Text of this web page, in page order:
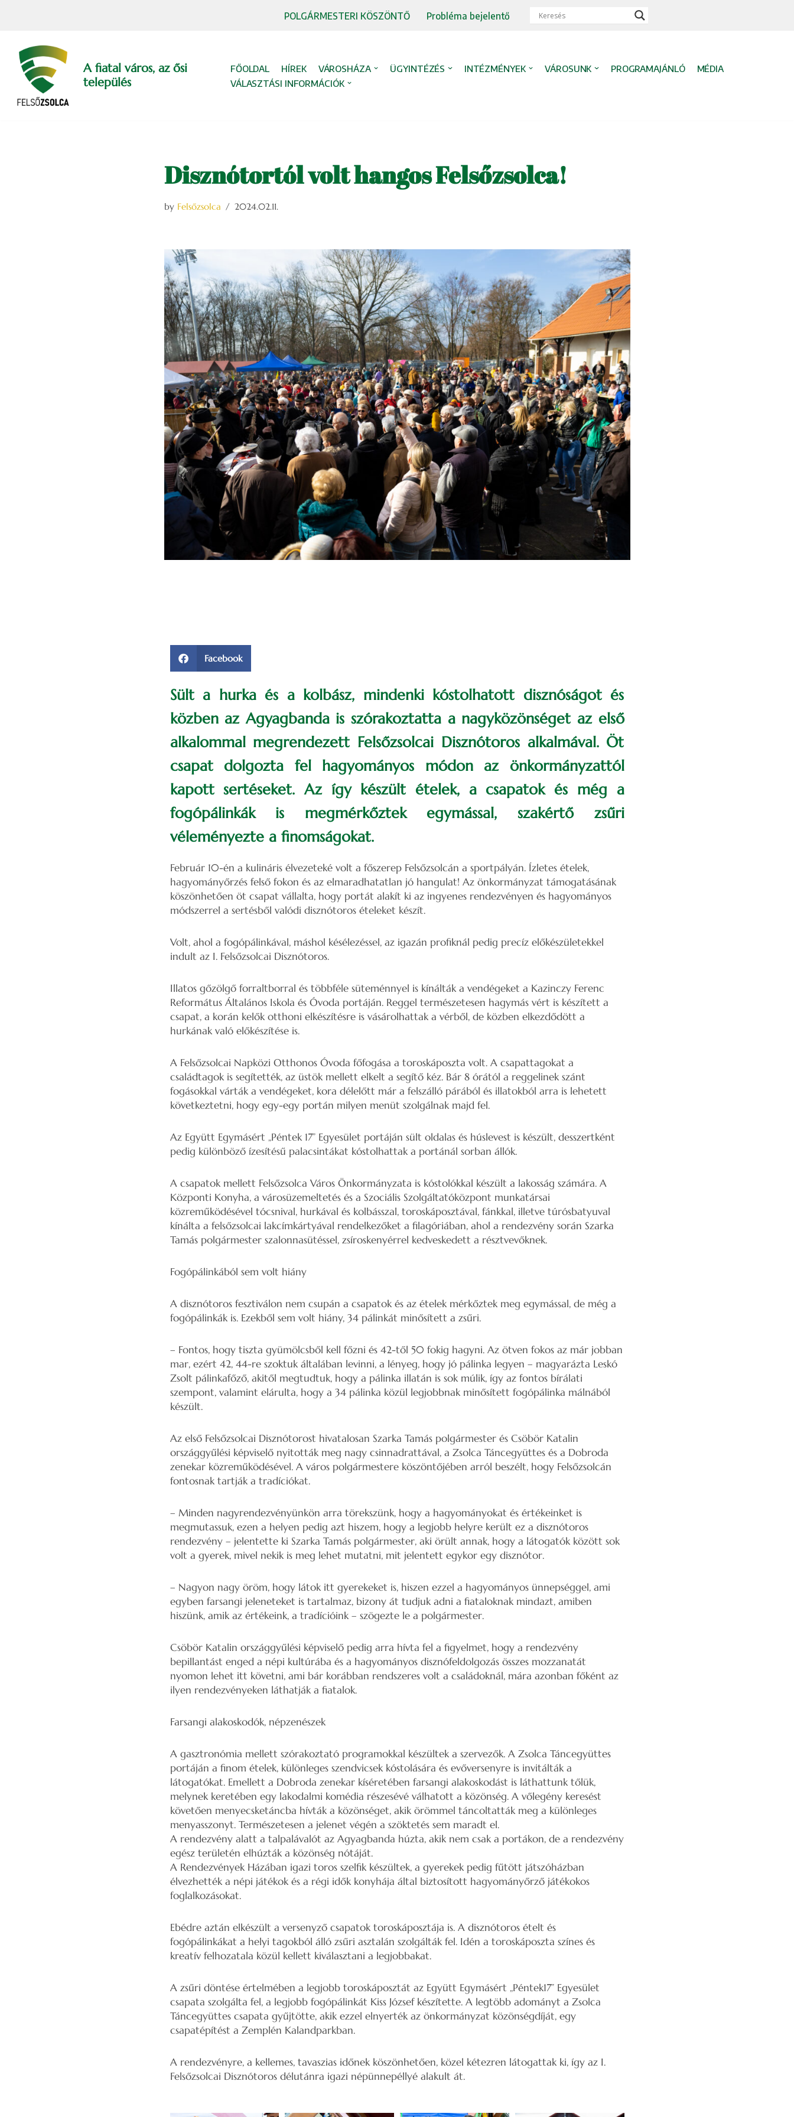
content
POLGÁRMESTERI KÖSZÖNTŐ Probléma bejelentő
A fiatal város, az ősi
település
FŐOLDAL HÍREK VÁROSHÁZA ÜGYINTÉZÉS INTÉZMÉNYEK VÁROSUNK PROGRAMAJÁNLÓ
MÉDIA
VÁLASZTÁSI INFORMÁCIÓK
Disznótortól volt hangos Felsőzsolca!
by Felsőzsolca 2024.02.11.
Facebook
Sült a hurka és a kolbász, mindenki kóstolhatott disznóságot és
közben az Agyagbanda is szórakoztatta a nagyközönséget az első
alkalommal megrendezett Felsőzsolcai Disznótoros alkalmával. Öt
csapat dolgozta fel hagyományos módon az önkormányzattól
kapott sertéseket. Az így készült ételek, a csapatok és még a
fogópálinkák is megmérkőztek egymással, szakértő zsűri
véleményezte a finomságokat.
Február 10-én a kulináris élvezeteké volt a főszerep Felsőzsolcán a sportpályán. Ízletes ételek,
hagyományőrzés felső fokon és az elmaradhatatlan jó hangulat! Az önkormányzat támogatásának
köszönhetően öt csapat vállalta, hogy portát alakít ki az ingyenes rendezvényen és hagyományos
módszerrel a sertésből valódi disznótoros ételeket készít.
Volt, ahol a fogópálinkával, máshol késélezéssel, az igazán profiknál pedig precíz előkészületekkel
indult az I. Felsőzsolcai Disznótoros.
Illatos gőzölgő forraltborral és többféle süteménnyel is kínálták a vendégeket a Kazinczy Ferenc
Református Általános Iskola és Óvoda portáján. Reggel természetesen hagymás vért is készített a
csapat, a korán kelők otthoni elkészítésre is vásárolhattak a vérből, de közben elkezdődött a
hurkának való előkészítése is.
A Felsőzsolcai Napközi Otthonos Óvoda főfogása a toroskáposzta volt. A csapattagokat a
családtagok is segítették, az üstök mellett elkelt a segítő kéz. Bár 8 órától a reggelinek szánt
fogásokkal várták a vendégeket, kora délelőtt már a felszálló párából és illatokból arra is lehetett
következtetni, hogy egy-egy portán milyen menüt szolgálnak majd fel.
Az Együtt Egymásért „Péntek 17” Egyesület portáján sült oldalas és húslevest is készült, desszertként
pedig különböző ízesítésű palacsintákat kóstolhattak a portánál sorban állók.
A csapatok mellett Felsőzsolca Város Önkormányzata is kóstolókkal készült a lakosság számára. A
Központi Konyha, a városüzemeltetés és a Szociális Szolgáltatóközpont munkatársai
közreműködésével tócsnival, hurkával és kolbásszal, toroskáposztával, fánkkal, illetve túrósbatyuval
kínálta a felsőzsolcai lakcímkártyával rendelkezőket a filagóriában, ahol a rendezvény során Szarka
Tamás polgármester szalonnasütéssel, zsíroskenyérrel kedveskedett a résztvevőknek.
Fogópálinkából sem volt hiány
A disznótoros fesztiválon nem csupán a csapatok és az ételek mérkőztek meg egymással, de még a
fogópálinkák is. Ezekből sem volt hiány, 34 pálinkát minősített a zsűri.
– Fontos, hogy tiszta gyümölcsből kell főzni és 42-től 50 fokig hagyni. Az ötven fokos az már jobban
mar, ezért 42, 44-re szoktuk általában levinni, a lényeg, hogy jó pálinka legyen – magyarázta Leskó
Zsolt pálinkafőző, akitől megtudtuk, hogy a pálinka illatán is sok múlik, így az fontos bírálati
szempont, valamint elárulta, hogy a 34 pálinka közül legjobbnak minősített fogópálinka málnából
készült.
Az első Felsőzsolcai Disznótorost hivatalosan Szarka Tamás polgármester és Csöbör Katalin
országgyűlési képviselő nyitották meg nagy csinnadrattával, a Zsolca Táncegyüttes és a Dobroda
zenekar közreműködésével. A város polgármestere köszöntőjében arról beszélt, hogy Felsőzsolcán
fontosnak tartják a tradíciókat.
– Minden nagyrendezvényünkön arra törekszünk, hogy a hagyományokat és értékeinket is
megmutassuk, ezen a helyen pedig azt hiszem, hogy a legjobb helyre került ez a disznótoros
rendezvény – jelentette ki Szarka Tamás polgármester, aki örült annak, hogy a látogatók között sok
volt a gyerek, mivel nekik is meg lehet mutatni, mit jelentett egykor egy disznótor.
– Nagyon nagy öröm, hogy látok itt gyerekeket is, hiszen ezzel a hagyományos ünnepséggel, ami
egyben farsangi jeleneteket is tartalmaz, bizony át tudjuk adni a fiataloknak mindazt, amiben
hiszünk, amik az értékeink, a tradícióink – szögezte le a polgármester.
Csöbör Katalin országgyűlési képviselő pedig arra hívta fel a figyelmet, hogy a rendezvény
bepillantást enged a népi kultúrába és a hagyományos disznófeldolgozás összes mozzanatát
nyomon lehet itt követni, ami bár korábban rendszeres volt a családoknál, mára azonban főként az
ilyen rendezvényeken láthatják a fiatalok.
Farsangi alakoskodók, népzenészek
A gasztronómia mellett szórakoztató programokkal készültek a szervezők. A Zsolca Táncegyüttes
portáján a finom ételek, különleges szendvicsek kóstolására és evőversenyre is invitálták a
látogatókat. Emellett a Dobroda zenekar kíséretében farsangi alakoskodást is láthattunk tőlük,
melynek keretében egy lakodalmi komédia részesévé válhatott a közönség. A vőlegény keresést
követően menyecsketáncba hívták a közönséget, akik örömmel táncoltatták meg a különleges
menyasszonyt. Természetesen a jelenet végén a szöktetés sem maradt el.
A rendezvény alatt a talpalávalót az Agyagbanda húzta, akik nem csak a portákon, de a rendezvény
egész területén elhúzták a közönség nótáját.
A Rendezvények Házában igazi toros szelfik készültek, a gyerekek pedig fűtött játszóházban
élvezhették a népi játékok és a régi idők konyhája által biztosított hagyományőrző játékokos
foglalkozásokat.
Ebédre aztán elkészült a versenyző csapatok toroskáposztája is. A disznótoros ételt és
fogópálinkákat a helyi tagokból álló zsűri asztalán szolgálták fel. Idén a toroskáposzta színes és
kreatív felhozatala közül kellett kiválasztani a legjobbakat.
A zsűri döntése értelmében a legjobb toroskáposztát az Együtt Egymásért „Péntek17” Egyesület
csapata szolgálta fel, a legjobb fogópálinkát Kiss József készítette. A legtöbb adományt a Zsolca
Táncegyüttes csapata gyűjtötte, akik ezzel elnyerték az önkormányzat közönségdíját, egy
csapatépítést a Zemplén Kalandparkban.
A rendezvényre, a kellemes, tavaszias időnek köszönhetően, közel kétezren látogattak ki, így az I.
Felsőzsolcai Disznótoros délutánra igazi népünnepéllyé alakult át.